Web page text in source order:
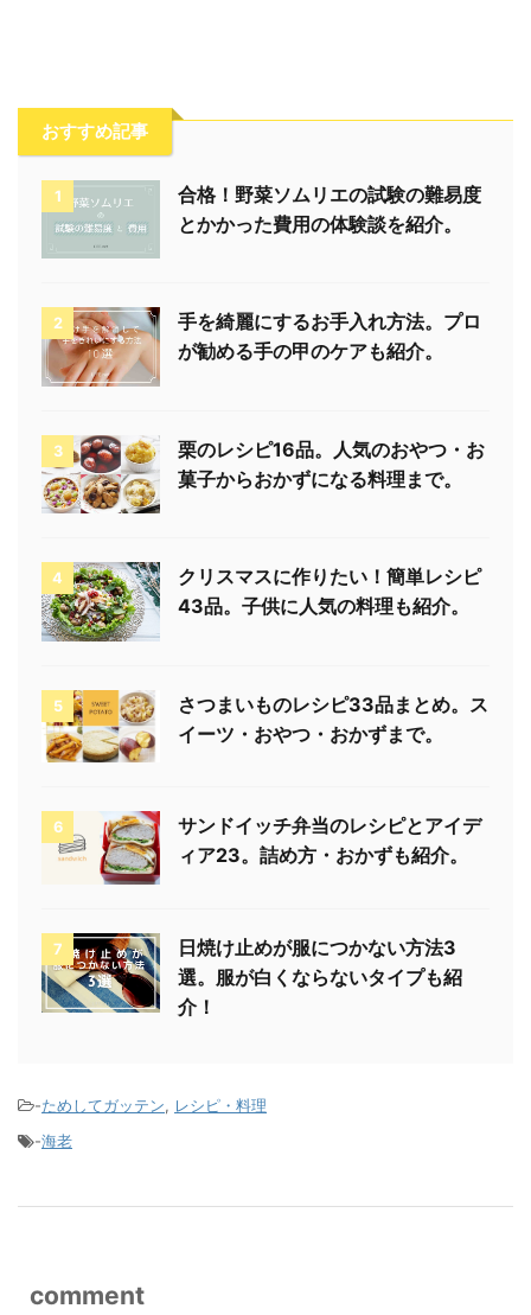
おすすめ記事
1
合格！野菜ソムリエの試験の難易度
とかかった費用の体験談を紹介。
2
手を綺麗にするお手入れ方法。プロ
が勧める手の甲のケアも紹介。
3
栗のレシピ16品。人気のおやつ・お
菓子からおかずになる料理まで。
4
クリスマスに作りたい！簡単レシピ
43品。子供に人気の料理も紹介。
5
さつまいものレシピ33品まとめ。ス
イーツ・おやつ・おかずまで。
6
サンドイッチ弁当のレシピとアイデ
ィア23。詰め方・おかずも紹介。
7
日焼け止めが服につかない方法3
選。服が白くならないタイプも紹
介！
-ためしてガッテン, レシピ・料理
-海老
comment